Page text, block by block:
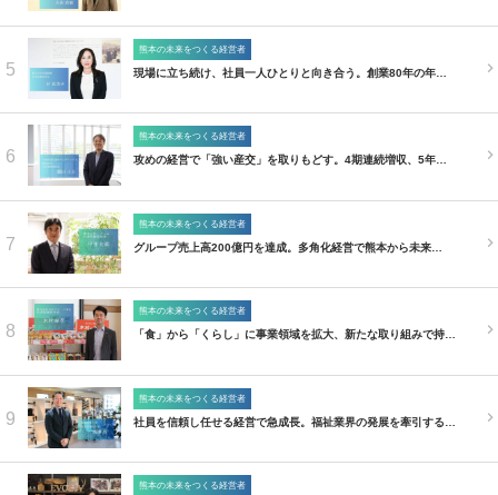
5
熊本の未来をつくる経営者
現場に立ち続け、社員一人ひとりと向き合う。創業80年の年…
6
熊本の未来をつくる経営者
攻めの経営で「強い産交」を取りもどす。4期連続増収、5年…
7
熊本の未来をつくる経営者
グループ売上高200億円を達成。多角化経営で熊本から未来…
8
熊本の未来をつくる経営者
「食」から「くらし」に事業領域を拡大、新たな取り組みで持…
9
熊本の未来をつくる経営者
社員を信頼し任せる経営で急成長。福祉業界の発展を牽引する…
熊本の未来をつくる経営者